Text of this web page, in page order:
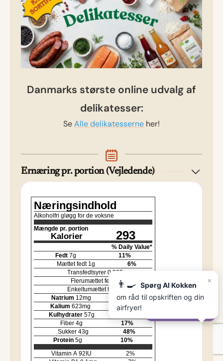
Danmarks største online udvalg af
delikatesser:
SeAlle delikatesserne her!
Ernæring pr. portion (Vejledende)
Næringsindhold
Alkoholfri gløgg for de voksne
Mængde pr. portion
Kalorier 293
% Daily Value*
Fedt 7g 11%
Mættet fedt 1g 6%
Transfedtsyrer 0.003
Flerumættet fedt
g
Enkeltumættet fedt
4
Natrium 12mg 1%
Kalium 623mg 18%
Kulhydrater 57g
Fiber 4g 17%
Sukker 43g 48%
Protein 5g 10%
Vitamin A 92 IU 2%
×
👨‍🍳 Spørg AI Kokken
om råd til opskriften og din
airfryer!